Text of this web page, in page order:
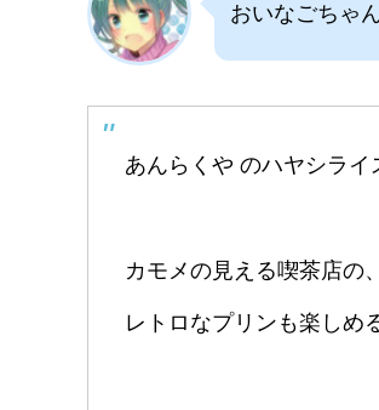
おいなごちゃ
あんらくや のハヤシライ
カモメの見える喫茶店の
レトロなプリンも楽しめ